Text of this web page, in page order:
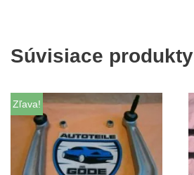
Súvisiace produkty
Zľava!